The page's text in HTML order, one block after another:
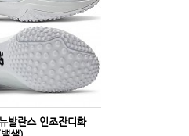
발란스 인조잔디화